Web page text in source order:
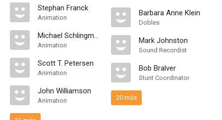
Stephan Franck
Animation
Michael Schlingmann
Animation
Scott T. Petersen
Animation
John Williamson
Animation
Barbara Anne Klein
Dobles
Mark Johnston
Sound Recordist
Bob Bralver
Stunt Coordinator
20 más